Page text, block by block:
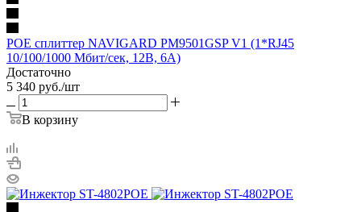
POE cплиттер NAVIGARD PM9501GSP V1 (1*RJ45
10/100/1000 Мбит/сек, 12В, 6А)
Достаточно
5 340 руб./шт
В корзину